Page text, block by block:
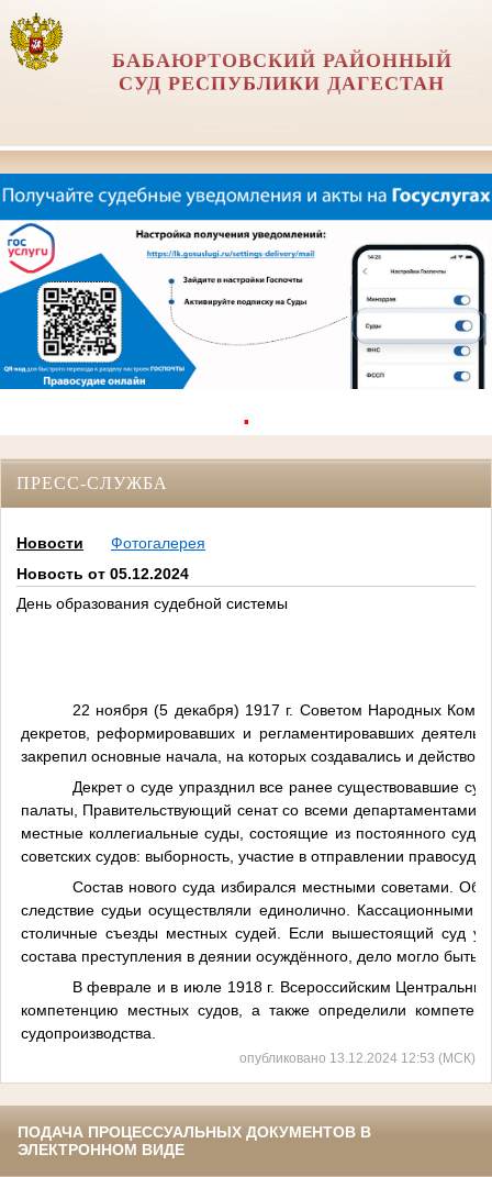
БАБАЮРТОВСКИЙ РАЙОННЫЙ
СУД РЕСПУБЛИКИ ДАГЕСТАН
.
ПРЕСС-СЛУЖБА
Новости
Фотогалерея
Новость от 05.12.2024
День образования судебной системы
22 ноября (5 декабря) 1917 г. Советом Народных
декретов, реформировавших и регламентировавших
закрепил основные начала, на которых создавались и
Декрет о суде упразднил все ранее существовавшие
палаты, Правительствующий сенат со всеми
местные коллегиальные суды, состоящие из постоянного
советских судов: выборность, участие в отправлении
Состав нового суда избирался местными советами.
следствие судьи осуществляли единолично.
столичные съезды местных судей. Если вышестоящий суд
состава преступления в деянии осуждённого, дело могло
В феврале и в июле 1918 г. Всероссийским
компетенцию местных судов, а также определили
судопроизводства.
опубликовано 13.12.2024 12:53 (МСК)
ПОДАЧА ПРОЦЕССУАЛЬНЫХ ДОКУМЕНТОВ В
ЭЛЕКТРОННОМ ВИДЕ